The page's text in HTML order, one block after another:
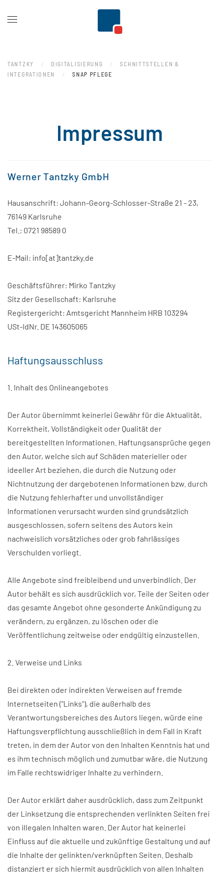
TANTZKY DIGITALISIERUNG
SCHNITTSTELLEN &
INTEGRATIONEN
SNAP PFLEGE
Impressum
Werner Tantzky GmbH
Hausanschrift: Johann-Georg-Schlosser-Straße 21 - 23,
76149 Karlsruhe
Tel.: 0721 98589 0
E-Mail: info[at]tantzky.de
Geschäftsführer: Mirko Tantzky
Sitz der Gesellschaft: Karlsruhe
Registergericht: Amtsgericht Mannheim HRB 103294
USt-IdNr. DE 143605065
Haftungsausschluss
1. Inhalt des Onlineangebotes
Der Autor übernimmt keinerlei Gewähr für die Aktualität,
Korrektheit, Vollständigkeit oder Qualität der
bereitgestellten Informationen. Haftungsansprüche gegen
den Autor, welche sich auf Schäden materieller oder
ideeller Art beziehen, die durch die Nutzung oder
Nichtnutzung der dargebotenen Informationen bzw. durch
die Nutzung fehlerhafter und unvollständiger
Informationen verursacht wurden sind grundsätzlich
ausgeschlossen, sofern seitens des Autors kein
nachweislich vorsätzliches oder grob fahrlässiges
Verschulden vorliegt.
Alle Angebote sind freibleibend und unverbindlich. Der
Autor behält es sich ausdrücklich vor, Teile der Seiten oder
das gesamte Angebot ohne gesonderte Ankündigung zu
verändern, zu ergänzen, zu löschen oder die
Veröffentlichung zeitweise oder endgültig einzustellen.
2. Verweise und Links
Bei direkten oder indirekten Verweisen auf fremde
Internetseiten ("Links"), die außerhalb des
Verantwortungsbereiches des Autors liegen, würde eine
Haftungsverpflichtung ausschließlich in dem Fall in Kraft
treten, in dem der Autor von den Inhalten Kenntnis hat und
es ihm technisch möglich und zumutbar wäre, die Nutzung
im Falle rechtswidriger Inhalte zu verhindern.
Der Autor erklärt daher ausdrücklich, dass zum Zeitpunkt
der Linksetzung die entsprechenden verlinkten Seiten frei
von illegalen Inhalten waren. Der Autor hat keinerlei
Einfluss auf die aktuelle und zukünftige Gestaltung und auf
die Inhalte der gelinkten/verknüpften Seiten. Deshalb
distanziert er sich hiermit ausdrücklich von allen Inhalten